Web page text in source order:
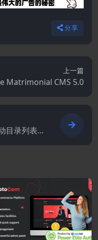
分享
上一篇
Matrimonial CMS 5.0
目录列表